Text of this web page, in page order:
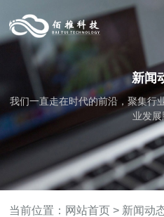
新闻
我们一直走在时代的前沿，聚集行
业发
当前位置： 网站首页 > 新闻动